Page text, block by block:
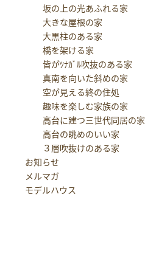
坂の上の光あふれる家
大きな屋根の家
大黒柱のある家
橋を架ける家
皆がﾂﾅｶﾞﾙ吹抜のある家
真南を向いた斜めの家
空が見える終の住処
趣味を楽しむ家族の家
高台に建つ三世代同居の家
高台の眺めのいい家
３層吹抜けのある家
お知らせ
メルマガ
モデルハウス